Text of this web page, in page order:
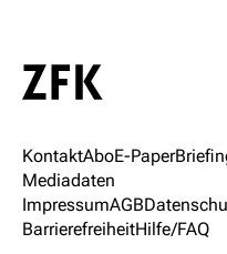
KontaktAboE-Paper
Mediadaten
ImpressumAGB
BarrierefreiheitHilfe/FAQ